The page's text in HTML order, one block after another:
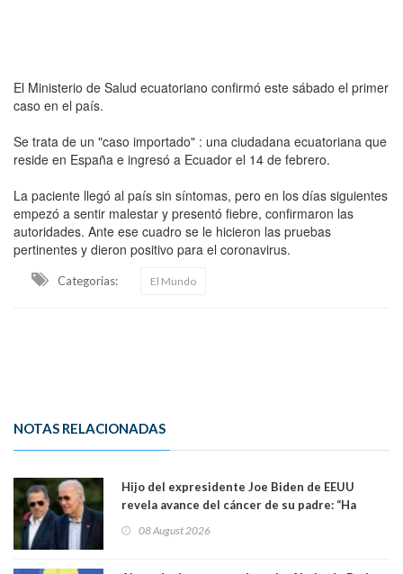
El Ministerio de Salud ecuatoriano confirmó este sábado el primer
caso en el país.
Se trata de un "caso importado" : una ciudadana ecuatoriana que
reside en España e ingresó a Ecuador el 14 de febrero.
La paciente llegó al país sin síntomas, pero en los días siguientes
empezó a sentir malestar y presentó fiebre, confirmaron las
autoridades. Ante ese cuadro se le hicieron las pruebas
pertinentes y dieron positivo para el coronavirus.
Categorias: El Mundo
NOTAS RELACIONADAS
Hijo del expresidente Joe Biden de EEUU
revela avance del cáncer de su padre: “Ha
08 August 2026